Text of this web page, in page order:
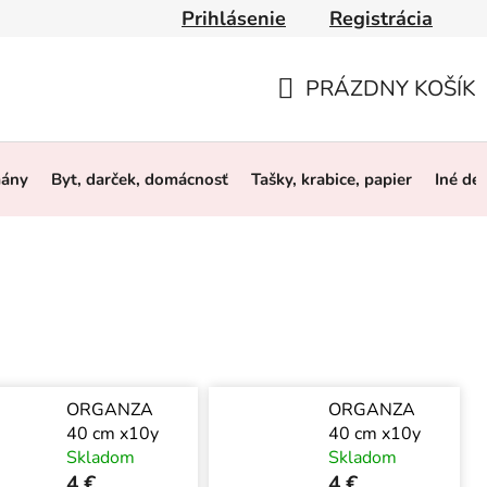
Obchodné podmienky Ochrana osobných údajov
Prihlásenie Registrácia
KOŠÍK
PRÁZDNY KOŠÍK
Byt, darček, domácnosť Tašky, krabice, papier Iné
ORGANZA
40 cm x10y
Skladom
ORGANZA
40 cm x10y
Skladom